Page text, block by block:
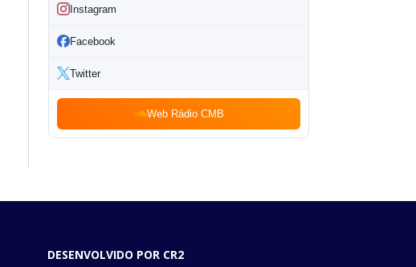
Instagram
Facebook
Twitter
Web Rádio CMB
DESENVOLVIDO POR CR2